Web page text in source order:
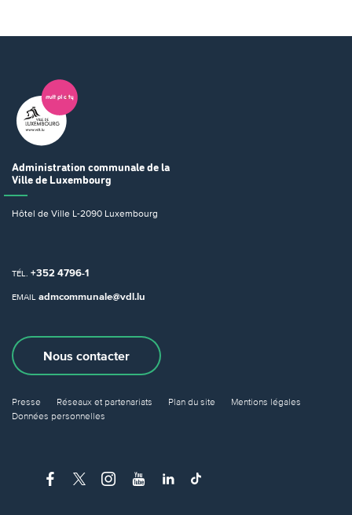
Administration communale de la
Ville de Luxembourg
Hôtel de Ville L-2090 Luxembourg
TÉL. +352 4796-1
EMAIL admcommunale@vdl.lu
Nous contacter
Presse Réseaux et partenariats Plan du site
Mentions légales
Données personnelles